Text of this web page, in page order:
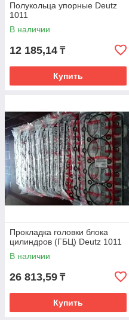
Полукольца упорные Deutz
1011
В наличии
12 185,14 ₸
Купить
Прокладка головки блока
цилиндров (ГБЦ) Deutz 1011
В наличии
26 813,59 ₸
Купить